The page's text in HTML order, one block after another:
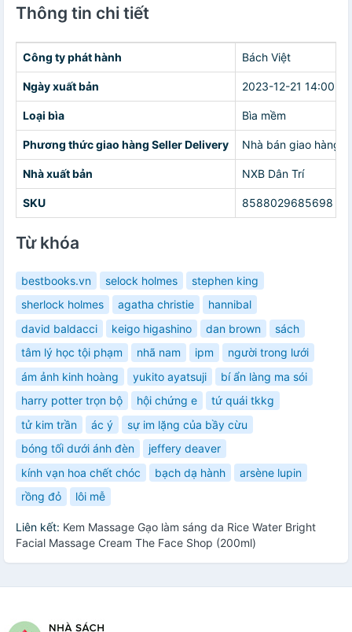
Thông tin chi tiết
Công ty phát hành Bách Việt
Ngày xuất bản 2023-12-21 14:00:00
Loại bìa Bìa mềm
Phương thức giao hàng Seller Delivery Nhà bán giao hàng
Nhà xuất bản NXB Dân Trí
SKU 8588029685698
Từ khóa
bestbooks.vn selock holmes
stephen king
sherlock holmes
agatha christie
hannibal
david baldacci
keigo higashino dan brown
sách
tâm lý học tội phạm
nhã nam ipm
người trong lưới
ám ảnh kinh hoàng
yukito ayatsuji
bí ẩn làng ma sói
harry potter trọn bộ
hội chứng e
tứ quái tkkg
tử kim trần
ác ý
sự im lặng của bầy cừu
bóng tối dưới ánh đèn
jeffery deaver
kính vạn hoa chết chóc
bạch dạ hành
arsène lupin
rồng đỏ
lôi mễ
Liên kết: Kem Massage Gạo làm sáng da Rice Water Bright
Facial Massage Cream The Face Shop (200ml)